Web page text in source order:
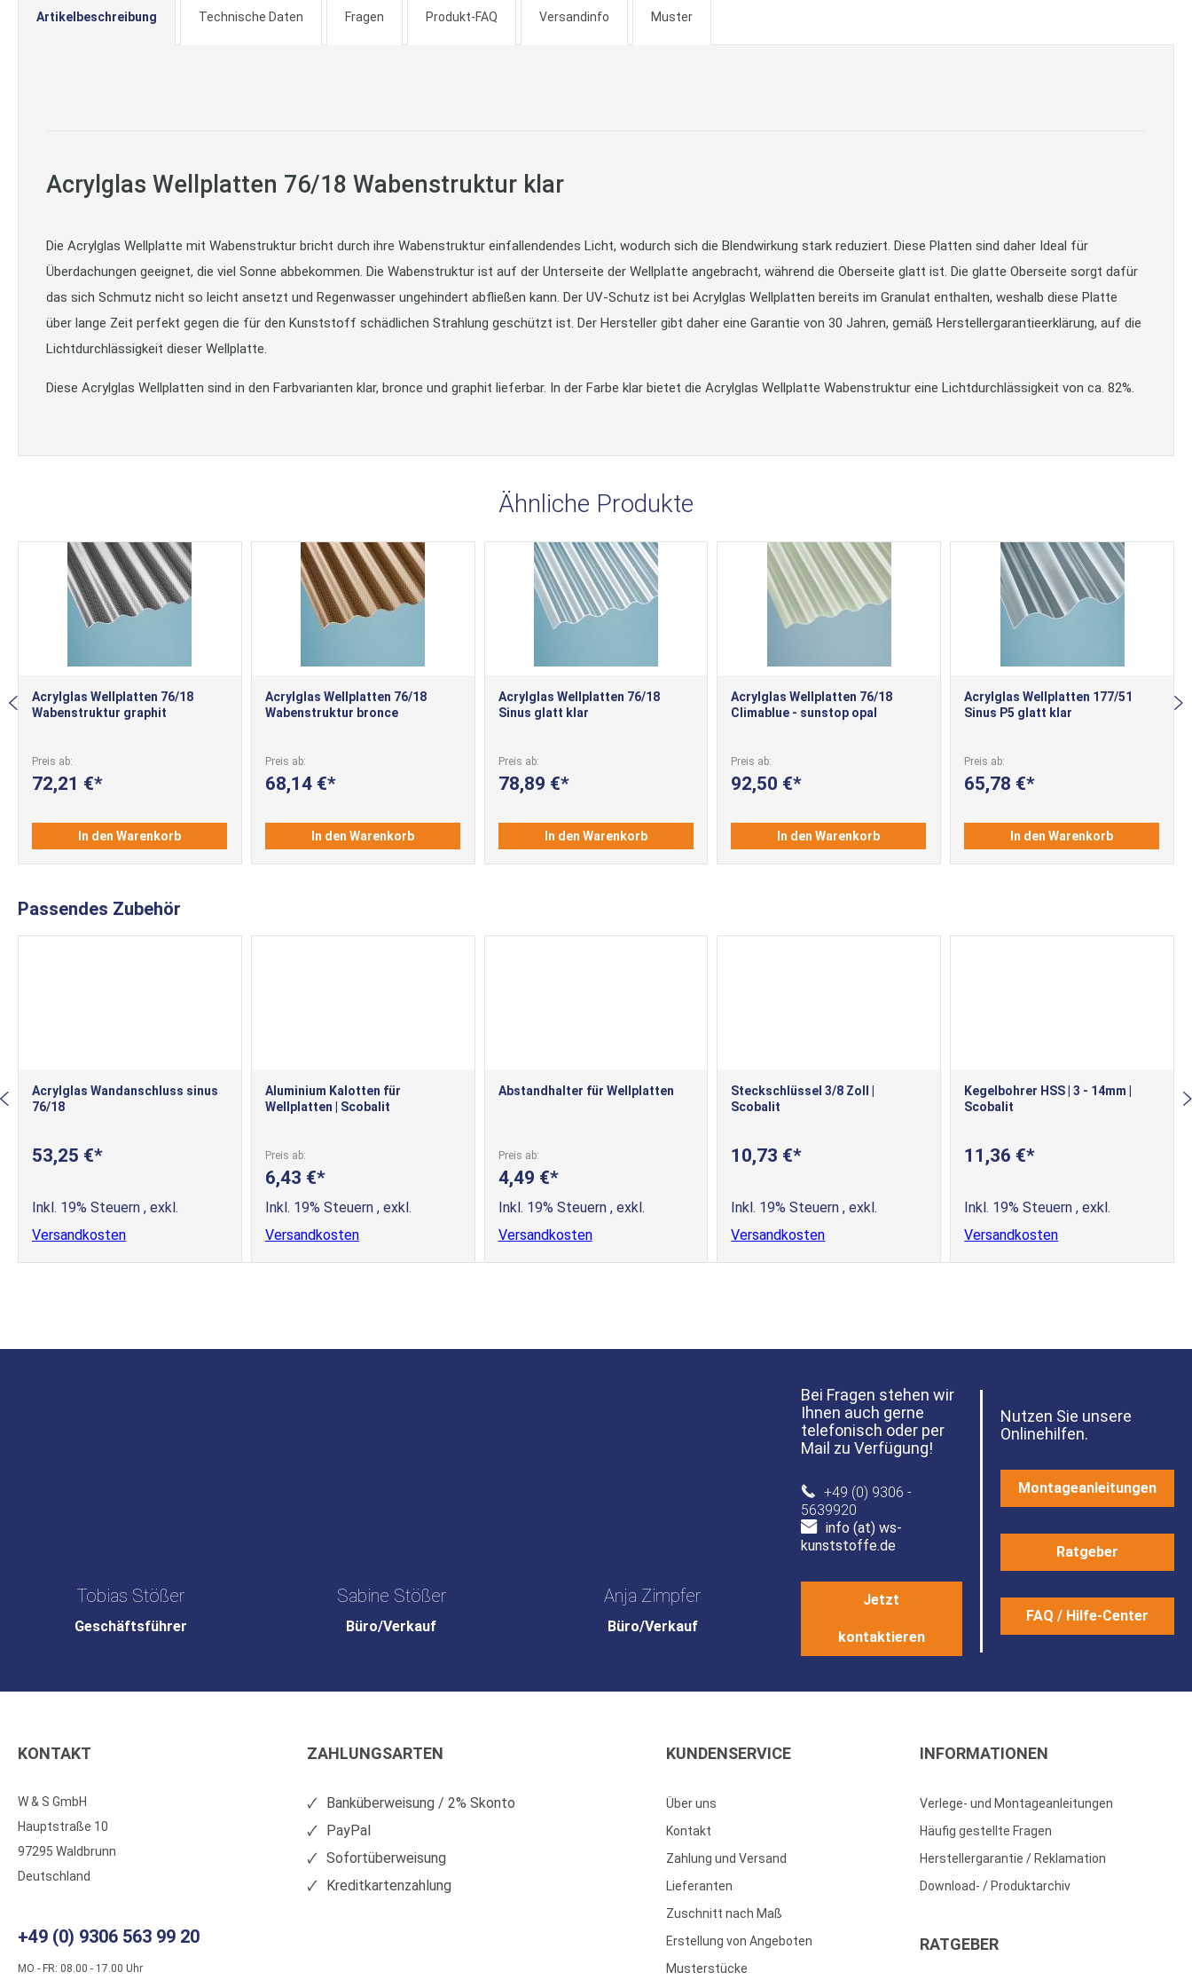
Artikelbeschreibung
Acrylglas Wellplatten 76/18 Wabenstruktur klar
Die Acrylglas Wellplatte mit Wabenstruktur bricht durch ihre Wabenstruktur einfallendendes Licht, wodurch sich die Blendwirkung stark reduziert. Diese Platten sind daher Ideal für
Überdachungen geeignet, die viel Sonne abbekommen. Die Wabenstruktur ist auf der Unterseite der Wellplatte angebracht, während die Oberseite glatt ist. Die glatte Oberseite sorgt dafür
das sich Schmutz nicht so leicht ansetzt und Regenwasser ungehindert abfließen kann. Der UV-Schutz ist bei Acrylglas Wellplatten bereits im Granulat enthalten, weshalb diese Platte
über lange Zeit perfekt gegen die für den Kunststoff schädlichen Strahlung geschützt ist. Der Hersteller gibt daher eine Garantie von 30 Jahren, gemäß Herstellergarantieerklärung, auf die
Lichtdurchlässigkeit dieser Wellplatte.
Diese Acrylglas Wellplatten sind in den Farbvarianten klar, bronce und graphit lieferbar. In der Farbe klar bietet die Acrylglas Wellplatte Wabenstruktur eine Lichtdurchlässigkeit von ca. 82%.
Technische Daten Fragen Produkt-FAQ Versandinfo Muster
Ähnliche Produkte
Acrylglas Wellplatten 76/18
Wabenstruktur graphit
Preis ab
72,21 €
In den Warenkorb
Acrylglas Wellplatten 76/18
Wabenstruktur bronce
Preis ab
68,14 €
In den Warenkorb
Acrylglas Wellplatten 76/18
Sinus glatt klar
Preis ab
78,89 €
In den Warenkorb
Acrylglas Wellplatten 76/18
Climablue - sunstop opal
Preis ab
92,50 €
In den Warenkorb
Acrylglas Wellplatten 177/51
Sinus P5 glatt klar
Preis ab
65,78 €
In den Warenkorb
Passendes Zubehör
Acrylglas Wandanschluss sinus
76/18
53,25 €
Inkl. 19% Steuern , exkl.
Versandkosten
Aluminium Kalotten für
Wellplatten | Scobalit
Preis ab
6,43 €
Inkl. 19% Steuern , exkl.
Versandkosten
Abstandhalter für Wellplatten
Preis ab
4,49 €
Inkl. 19% Steuern , exkl.
Versandkosten
Steckschlüssel 3/8 Zoll |
Scobalit
10,73 €
Inkl. 19% Steuern, exkl.
Versandkosten
Kegelbohrer HSS | 3 - 14mm |
Scobalit
11,36 €
Inkl. 19% Steuern, exkl.
Versandkosten
Tobias Stößer
Geschäftsführer
Sabine Stößer
Büro/Verkauf
Anja Zimpfer
Büro/Verkauf
Bei Fragen stehen wir
Ihnen auch gerne
telefonisch oder per
Mail zu Verfügung!
+49 (0) 9306 -
5639920
info (at) ws-
kunststoffe.de
Jetzt
kontaktieren
Nutzen Sie unsere
Onlinehilfen.
Montageanleitungen
Ratgeber
FAQ / Hilfe-Center
KONTAKT
W & S GmbH
Hauptstraße 10
97295 Waldbrunn
Deutschland
+49 (0) 9306 563 99 20
MO - FR: 08.00 - 17.00 Uhr
ZAHLUNGSARTEN
Banküberweisung / 2% Skonto
PayPal
Sofortüberweisung
Kreditkartenzahlung
KUNDENSERVICE
Über uns
Kontakt
Zahlung und Versand
Lieferanten
Zuschnitt nach Maß
Erstellung von Angeboten
Musterstücke
INFORMATIONEN
Verlege- und Montageanleitungen
Häufig gestellte Fragen
Herstellergarantie / Reklamation
Download- / Produktarchiv
RATGEBER